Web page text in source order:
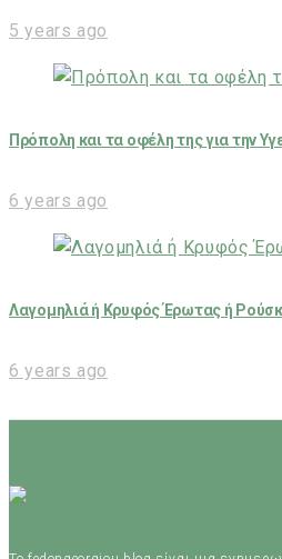
5 years ago
Πρόπολη και τα οφέλη της για την
6 years ago
Λαγομηλιά ή Κρυφός Έρωτας ή
6 years ago